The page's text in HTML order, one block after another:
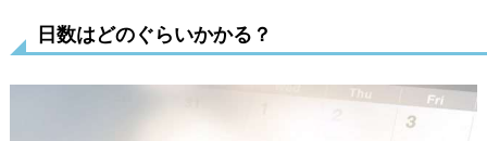
日数はどのぐらいかかる？